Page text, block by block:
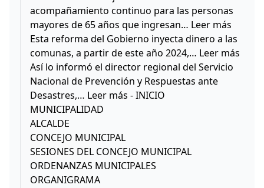
acompañamiento continuo para las personas
mayores de 65 años que ingresan… Leer más
Esta reforma del Gobierno inyecta dinero a las
comunas, a partir de este año 2024,… Leer más
Así lo informó el director regional del Servicio
Nacional de Prevención y Respuestas ante
Desastres,… Leer más - INICIO
MUNICIPALIDAD
ALCALDE
CONCEJO MUNICIPAL
SESIONES DEL CONCEJO MUNICIPAL
ORDENANZAS MUNICIPALES
ORGANIGRAMA